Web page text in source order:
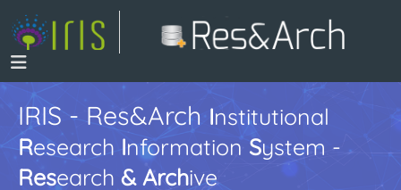
IRIS - Res&ArchInstitutional
Research InformationSystem -
Research & Archive